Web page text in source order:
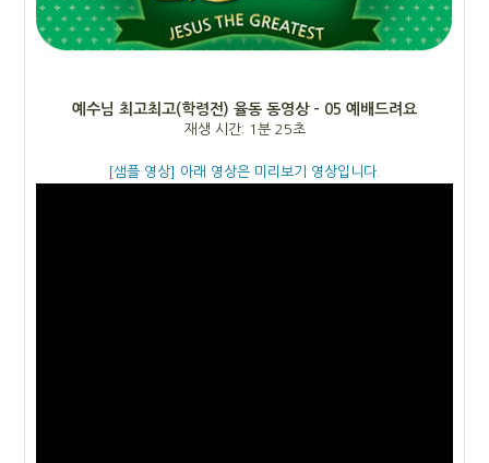
예수님 최고최고(학령전) 율동 동영상 - 05 예배드려요
재생 시간: 1분 25초
[샘플 영상] 아래 영상은 미리보기 영상입니다.